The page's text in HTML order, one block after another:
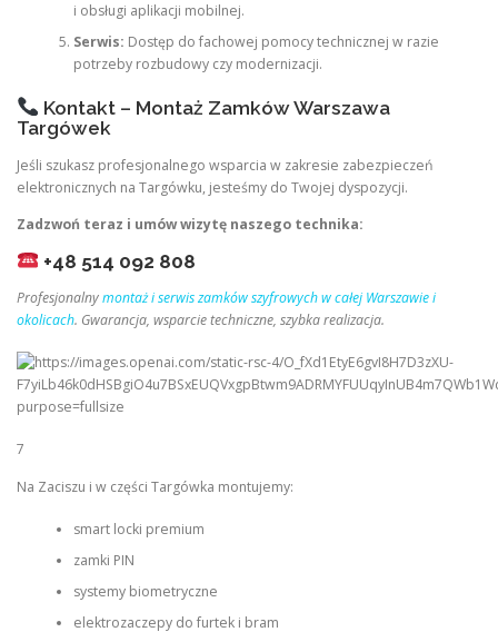
i obsługi aplikacji mobilnej.
Serwis: Dostęp do fachowej pomocy technicznej w razie
potrzeby rozbudowy czy modernizacji.
Kontakt – Montaż Zamków Warszawa
Targówek
Jeśli szukasz profesjonalnego wsparcia w zakresie zabezpieczeń
elektronicznych na Targówku, jesteśmy do Twojej dyspozycji.
Zadzwoń teraz i umów wizytę naszego technika:
+48 514 092 808
Profesjonalnymontaż i serwis zamków szyfrowych w całej Warszawie i
okolicach. Gwarancja, wsparcie techniczne, szybka realizacja.
7
Na Zaciszu i w części Targówka montujemy:
smart locki premium
zamki PIN
systemy biometryczne
elektrozaczepy do furtek i bram